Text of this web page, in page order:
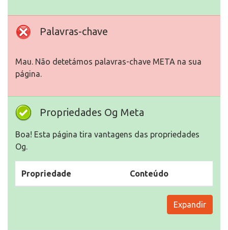
Palavras-chave
Mau. Não detetámos palavras-chave META na sua
página.
Propriedades Og Meta
Boa! Esta página tira vantagens das propriedades
Og.
Propriedade Conteúdo
Expandir